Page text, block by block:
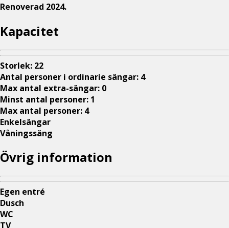
Renoverad 2024.
Kapacitet
Storlek: 22
Antal personer i ordinarie sängar: 4
Max antal extra-sängar: 0
Minst antal personer: 1
Max antal personer: 4
Enkelsängar
Våningssäng
Övrig information
Egen entré
Dusch
WC
TV